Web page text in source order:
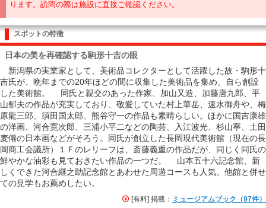
ります。訪問の際は施設に直接ご確認ください。
スポットの特徴
日本の美を再確認する駒形十吉の眼
新潟県の実業家として、美術品コレクターとして活躍した故・駒形十
吉氏が、晩年までの20年ほどの間に収集した美術品を集め、自ら創設
した美術館。 同氏と親交のあった作家、加山又造、加藤唐九郎、平
山郁夫の作品が充実しており、敬愛していた村上華岳、速水御舟や、梅
原龍三郎、須田国太郎、熊谷守一の作品も素晴らしい。ほかに国吉康雄
の洋画、河合寛次郎、三浦小平二などの陶芸、入江波光、杉山寧、土田
麦僊の日本画などがそろう。同氏が創立した長岡現代美術館（現在の長
岡商工会議所）１Ｆのレリーフは、斎藤義重の作品だが、同じく同氏の
鮮やかな油彩も見ておきたい作品の一つだ。 山本五十六記念館、新
しくできた河合継之助記念館とあわせた周遊コースも人気。他館と併せ
ての見学もお薦めしたい。
[有料] 掲載： ミュージアムブック（97件）